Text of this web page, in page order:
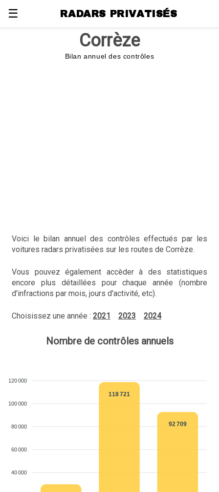
☰ RADARS PRIVATISÉS
Corrèze
Bilan annuel des contrôles
Voici le bilan annuel des contrôles effectués par les
voitures radars privatisées sur les routes de Corrèze.
Vous pouvez également accèder à des statistiques
encore plus détaillées pour chaque année (nombre
d'infractions par mois, jours d'activité, etc).
Choisissez une année : 2021 2023 2024
Nombre de contrôles annuels
120 000
100 000
80 000
60 000
40 000
118 721
92 709